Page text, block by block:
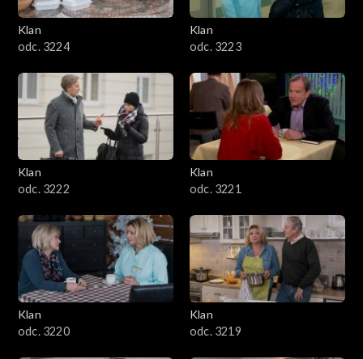
Klan
odc. 3224
Klan
odc. 3223
Klan
odc. 3222
Klan
odc. 3221
Klan
odc. 3220
Klan
odc. 3219